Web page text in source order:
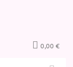
0,00 €